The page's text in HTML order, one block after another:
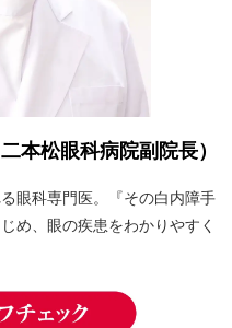
本松眼科病院副院長）
眼科専門医。『その白内障手
め、眼の疾患をわかりやすく